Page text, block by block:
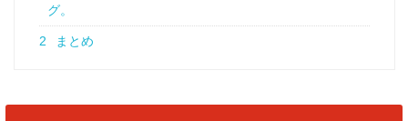
グ。
2 まとめ